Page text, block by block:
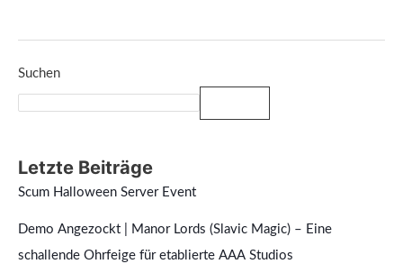
Suchen
Letzte Beiträge
Scum Halloween Server Event
Demo Angezockt | Manor Lords (Slavic Magic) – Eine
schallende Ohrfeige für etablierte AAA Studios